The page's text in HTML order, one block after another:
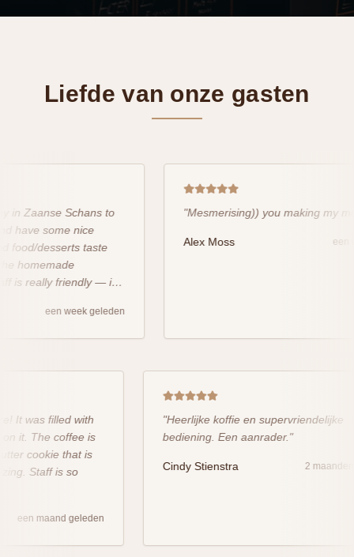
Liefde van onze gasten
Zaanse Schans to
some nice
desserts taste
homemade
really friendly — it
een week geleden
Mesmerising)) you making my
Alex Moss een
It was filled with
on it. The coffee is
cookie that is
Staff is so
een maand geleden
"Heerlijke koffie en
bediening. Een aanrader.
Cindy Stienstra 2